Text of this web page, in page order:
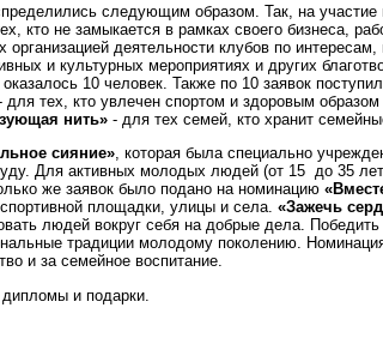
следующим образом. Так, на участие
, кто не замыкается в рамках своего бизнеса,
деятельности клубов по
и культурных мероприятиях и других
10 человек. Также по 10 заявок
для тех, кто увлечен спортом и здоровым
нить»- для тех семей, кто хранит
сияние», которая была специально
Для активных молодых людей (от 15 до 35
же заявок было подано на номинацию
площадки, улицы и села. «Зажечь
людей вокруг себя на добрые дела.
традиции молодому поколению.
и за семейное воспитание.
и подарки.